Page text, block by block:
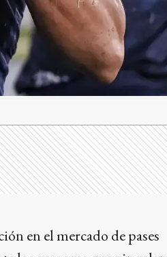
en el mercado de pases